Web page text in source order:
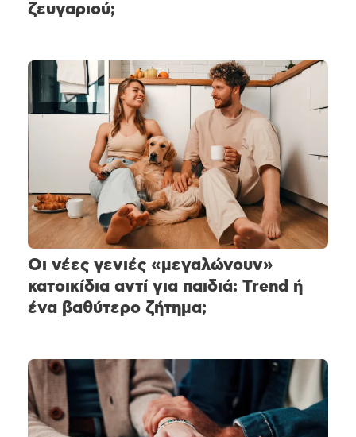
ζευγαριού;
Οι νέες γενιές «μεγαλώνουν»
κατοικίδια αντί για παιδιά: Trend ή
ένα βαθύτερο ζήτημα;